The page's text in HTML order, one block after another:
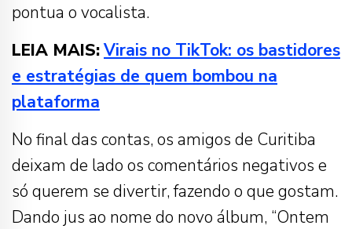
pontua o vocalista.
LEIA MAIS:Virais no TikTok: os bastidores
e estratégias de quem bombou na
plataforma
No final das contas, os amigos de Curitiba
deixam de lado os comentários negativos e
só querem se divertir, fazendo o que gostam.
Dando jus ao nome do novo álbum, “Ontem